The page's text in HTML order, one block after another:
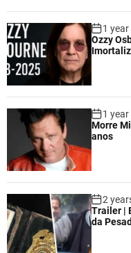
1
Ozzy
1
Morre
anos
2
Trailer |
da